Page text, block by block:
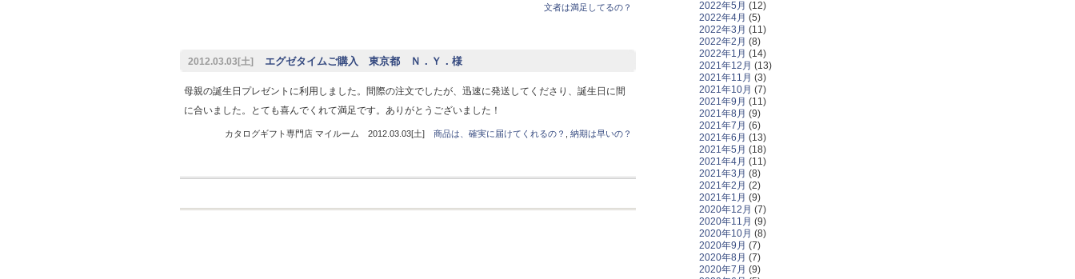
文者は満足してるの？
2012.03.03[土] エグゼタイムご購入 東京都 Ｎ．Ｙ．様
母親の誕生日プレゼントに利用しました。間際の注文でしたが、迅速に発送してくださり、誕生日に間
に合いました。とても喜んでくれて満足です。ありがとうございました！
カタログギフト専門店 マイルーム 2012.03.03[土] 商品は、確実に届けてくれるの？ 納期は早いの？
2022年5月 (12)
2022年4月 (5)
2022年3月 (11)
2022年2月 (8)
2022年1月 (14)
2021年12月 (13)
2021年11月 (3)
2021年10月 (7)
2021年9月 (11)
2021年8月 (9)
2021年7月 (6)
2021年6月 (13)
2021年5月 (18)
2021年4月 (11)
2021年3月 (8)
2021年2月 (2)
2021年1月 (9)
2020年12月 (7)
2020年11月 (9)
2020年10月 (8)
2020年9月 (7)
2020年8月 (7)
2020年7月 (9)